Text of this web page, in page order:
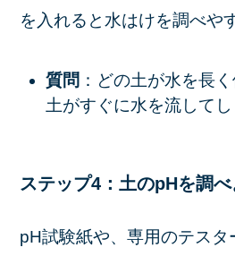
を入れると水はけを調べや
質問 ：どの土が水を長
土がすぐに水を流してし
ステップ4：土のpHを調べ
pH試験紙や、専用のテスタ